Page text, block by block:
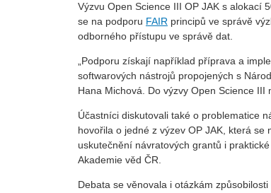
Výzvu Open Science III OP JAK s alokací
se na podporu FAIR principů ve správě
odborného přístupu ve správě dat.
„Podporu získají například příprava a
softwarových nástrojů propojených s
Hana Michová. Do výzvy Open Science
Účastníci diskutovali také o problematice
hovořila o jedné z výzev OP JAK, která
uskutečnění návratových grantů i
Akademie věd ČR.
Debata se věnovala i otázkám